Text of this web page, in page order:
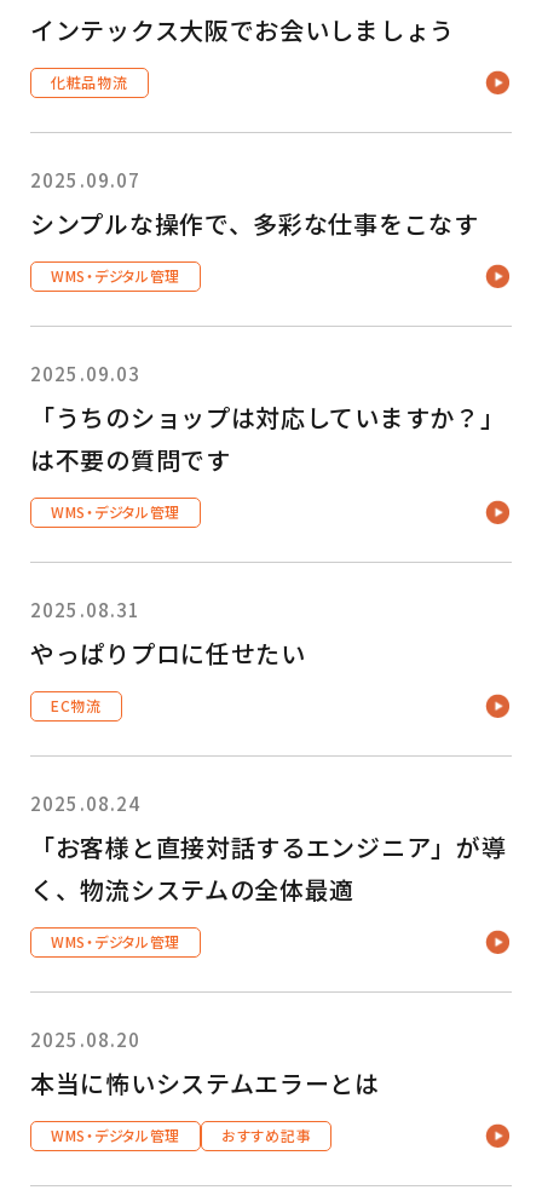
インテックス大阪でお会いしましょう
化粧品物流
2025.09.07
シンプルな操作で、多彩な仕事をこなす
WMS・デジタル管理
2025.09.03
「うちのショップは対応していますか？」
は不要の質問です
WMS・デジタル管理
2025.08.31
やっぱりプロに任せたい
EC物流
2025.08.24
「お客様と直接対話するエンジニア」が導
く、物流システムの全体最適
WMS・デジタル管理
2025.08.20
本当に怖いシステムエラーとは
WMS・デジタル管理 おすすめ記事